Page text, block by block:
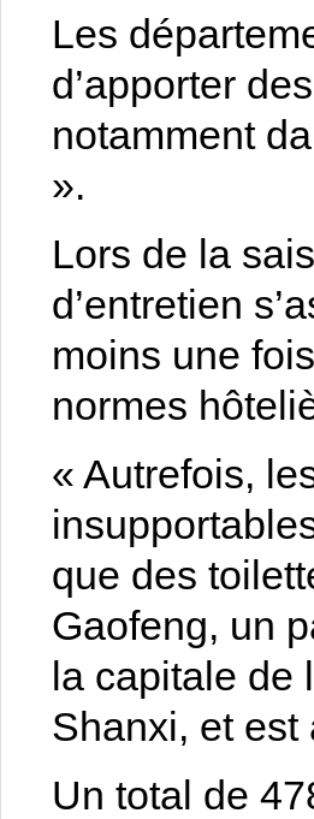
Les
d’apporter
notamment
».
Lors de la
d’entretien
moins une
normes
« Autrefois,
que des
Gaofeng, un
la capitale de
Shanxi, et
Un total de